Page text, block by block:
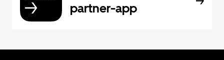
partner-app